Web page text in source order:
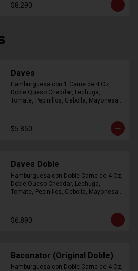
$8.290
Daves
Hamburguesa con 1 Carne de 4 Oz,
Doble Queso Cheddar, Lechuga,
Tomate, Pepinillos, Cebolla, Mayonesa,
$5.850
Daves Doble
Hamburguesa con Doble Carne de 4 Oz,
Doble Queso Cheddar, Lechuga,
Tomate, Pepinillos, Cebolla, Mayonesa,
$6.890
Baconator (Original Doble)
Hamburguesa con Doble Carne de 4 Oz,